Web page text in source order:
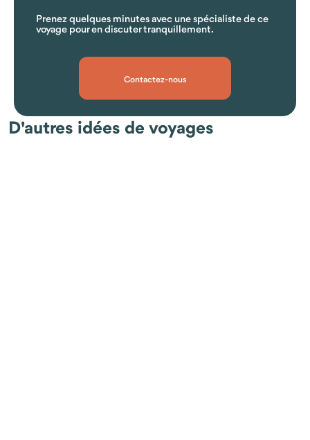
Prenez quelques minutes avec une spécialiste de ce
voyage pour en discuter tranquillement.
Contactez-nous
D'autres idées de voyages